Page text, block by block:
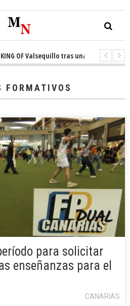
Valsequillo tras una jornada de
FORMATIVOS
para solicitar
enseñanzas para el
CANARIAS